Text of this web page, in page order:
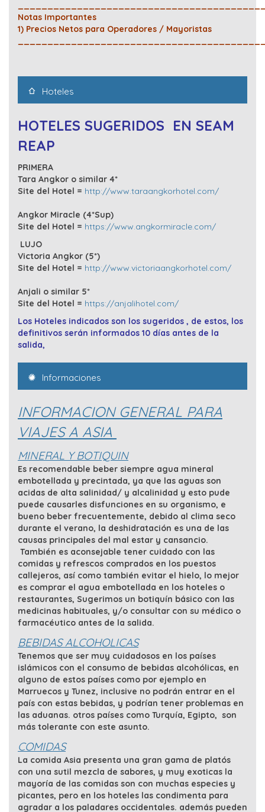
Notas Importantes
1) Precios Netos para Operadores / Mayoristas
Hoteles
HOTELES SUGERIDOS EN SEAM
REAP
PRIMERA
Tara Angkor o similar 4*
Site del Hotel = http://www.taraangkorhotel.com/
Angkor Miracle (4*Sup)
Site del Hotel = https://www.angkormiracle.com/
LUJO
Victoria Angkor (5*)
Site del Hotel = http://www.victoriaangkorhotel.com/
Anjali o similar 5*
Site del Hotel = https://anjalihotel.com/
Los Hoteles indicados son los sugeridos , de estos, los
definitivos serán informados 10 días antes de la
salida,
Informaciones
INFORMACION GENERAL PARA
VIAJES A ASIA
MINERAL Y BOTIQUIN
Es recomendable beber siempre agua mineral
embotellada y precintada, ya que las aguas son
acidas de alta salinidad/ y alcalinidad y esto pude
puede causarles disfunciones en su organismo, e
bueno beber frecuentemente, debido al clima seco
durante el verano, la deshidratación es una de las
causas principales del mal estar y cansancio.
También es aconsejable tener cuidado con las
comidas y refrescos comprados en los puestos
callejeros, así como también evitar el hielo, lo mejor
es comprar el agua embotellada en los hoteles o
restaurantes, Sugerimos un botiquín básico con las
medicinas habituales, y/o consultar con su médico o
farmacéutico antes de la salida.
BEBIDAS ALCOHOLICAS
Tenemos que ser muy cuidadosos en los países
islámicos con el consumo de bebidas alcohólicas, en
alguno de estos países como por ejemplo en
Marruecos y Tunez, inclusive no podrán entrar en el
país con estas bebidas, y podrían tener problemas en
las aduanas. otros países como Turquía, Egipto, son
más tolerante con este asunto.
COMIDAS
La comida Asia presenta una gran gama de platós
con una sutil mezcla de sabores, y muy exoticas la
mayoría de las comidas son con muchas especies y
picantes, pero en los hoteles las condimenta para
agradar a los paladares occidentales. además pueden